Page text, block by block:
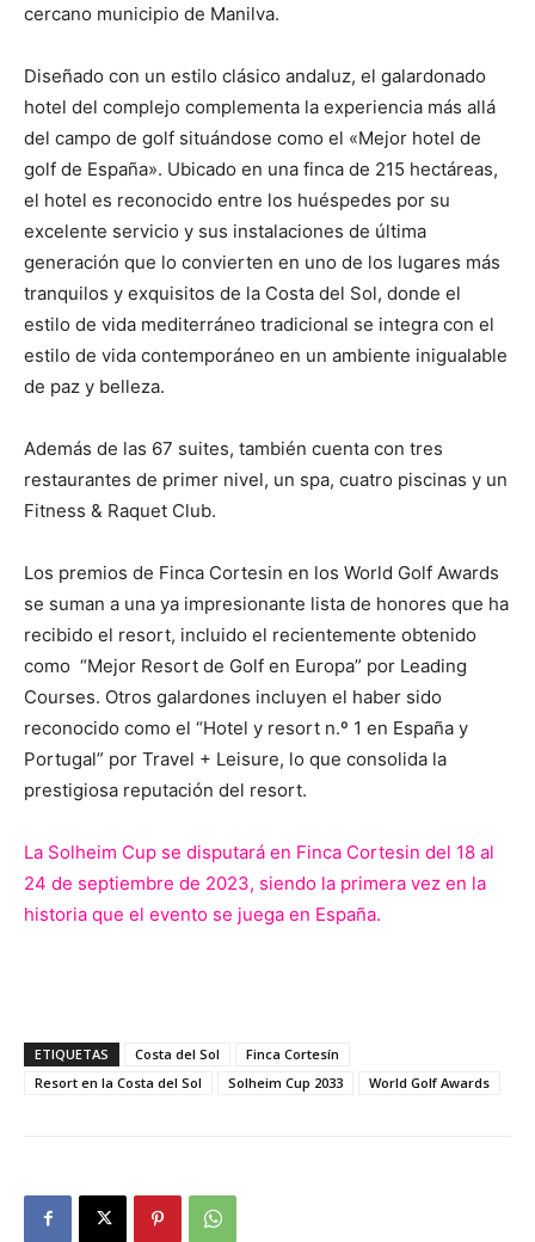
cercano municipio de Manilva.
Diseñado con un estilo clásico andaluz, el galardonado
hotel del complejo complementa la experiencia más allá
del campo de golf situándose como el «Mejor hotel de
golf de España». Ubicado en una finca de 215 hectáreas,
el hotel es reconocido entre los huéspedes por su
excelente servicio y sus instalaciones de última
generación que lo convierten en uno de los lugares más
tranquilos y exquisitos de la Costa del Sol, donde el
estilo de vida mediterráneo tradicional se integra con el
estilo de vida contemporáneo en un ambiente inigualable
de paz y belleza.
Además de las 67 suites, también cuenta con tres
restaurantes de primer nivel, un spa, cuatro piscinas y un
Fitness & Raquet Club.
Los premios de Finca Cortesin en los World Golf Awards
se suman a una ya impresionante lista de honores que ha
recibido el resort, incluido el recientemente obtenido
como “Mejor Resort de Golf en Europa” por Leading
Courses. Otros galardones incluyen el haber sido
reconocido como el “Hotel y resort n.º 1 en España y
Portugal” por Travel + Leisure, lo que consolida la
prestigiosa reputación del resort.
La Solheim Cup se disputará en Finca Cortesin del 18 al
24 de septiembre de 2023, siendo la primera vez en la
historia que el evento se juega en España.
ETIQUETAS Costa del Sol
Finca Cortesín
Resort en la Costa del Sol
Solheim Cup 2033 World Golf Awards